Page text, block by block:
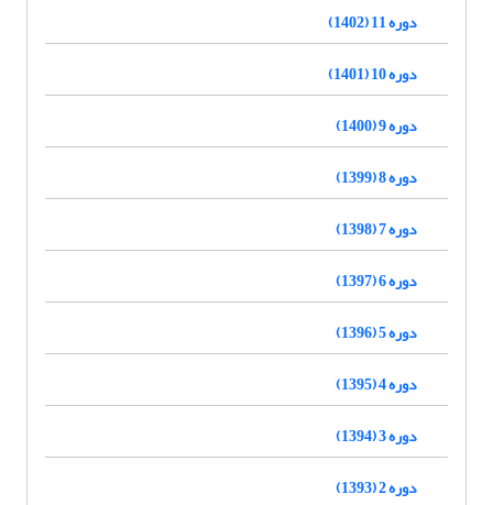
دوره 11 (1402)
دوره 10 (1401)
دوره 9 (1400)
دوره 8 (1399)
دوره 7 (1398)
دوره 6 (1397)
دوره 5 (1396)
دوره 4 (1395)
دوره 3 (1394)
دوره 2 (1393)